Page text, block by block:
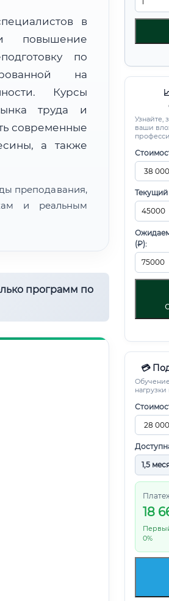
Узнайте,
ваши
Текущий
(₽):
💳
18
0%
в
повышение
по
на
Курсы
труда и
современные
а также
преподавания,
и реальным
программ по